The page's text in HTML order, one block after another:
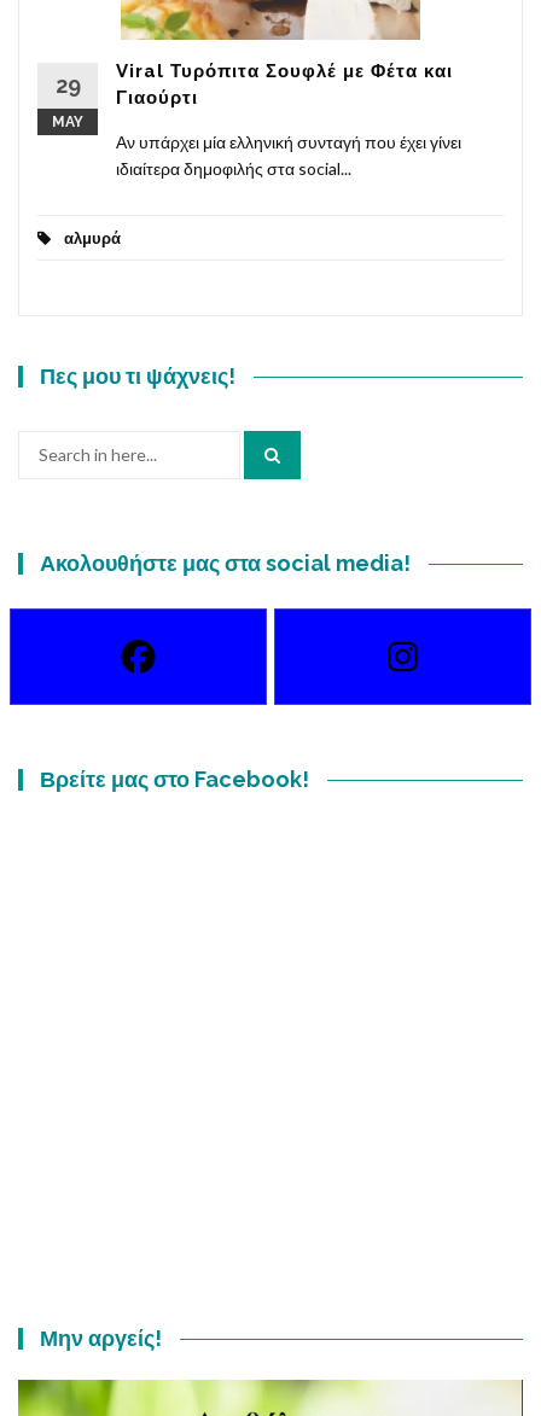
29
MAY
Viral Τυρόπιτα Σουφλέ με Φέτα και
Γιαούρτι
Αν υπάρχει μία ελληνική συνταγή που έχει γίνει
ιδιαίτερα δημοφιλής στα social...
αλμυρά
Πες μου τι ψάχνεις!
Ακολουθήστε μας στα social media!
Βρείτε μας στο Facebook!
Μην αργείς!